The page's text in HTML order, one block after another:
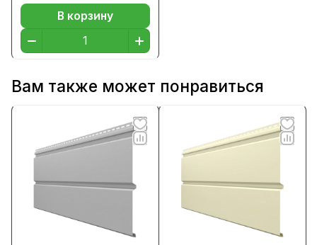
В корзину
Вам также может понравиться